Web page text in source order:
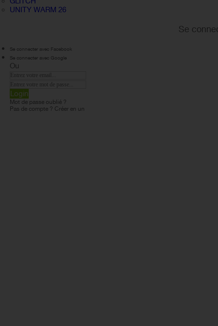
UNITY WARM 26
Se
Se connecter avec Facebook
Se connecter avec Google
Ou
Login
Mot de passe oublié ?
Pas de compte ? Créer en un